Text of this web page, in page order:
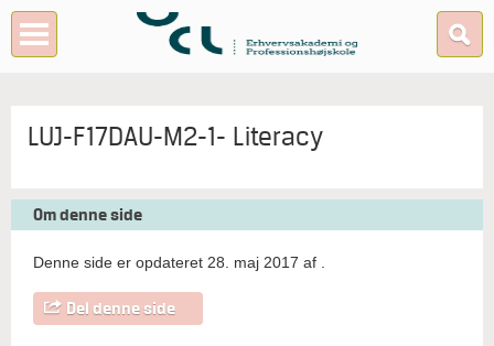
LUJ-F17DAU-M2-1- Literacy
Om denne side
Denne side er opdateret 28. maj 2017 af
Del denne side